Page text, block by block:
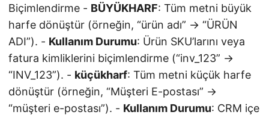
Biçimlendirme - BÜYÜKHARF: Tüm metni büyük
harfe dönüştür (örneğin, “ürün adı” → “ÜRÜN
ADI”). - Kullanım Durumu: Ürün SKU’larını veya
fatura kimliklerini biçimlendirme (“inv_123” →
“INV_123”). - küçükharf: Tüm metni küçük harfe
dönüştür (örneğin, “Müşteri E-postası” →
“müşteri e-postası”). - Kullanım Durumu: CRM içe